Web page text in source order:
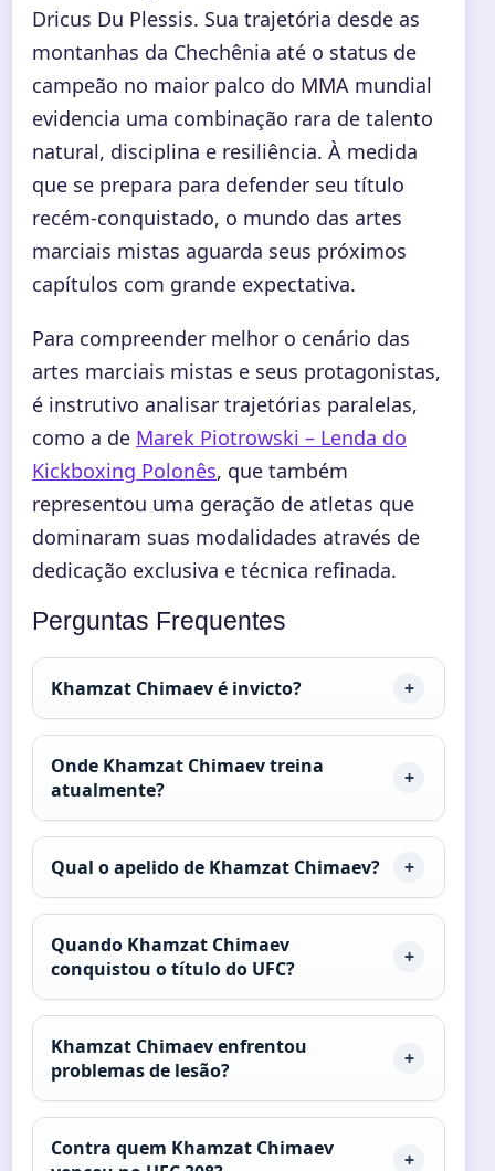
Dricus Du Plessis. Sua trajetória desde as
montanhas da Chechênia até o status de
campeão no maior palco do MMA mundial
evidencia uma combinação rara de talento
natural, disciplina e resiliência. À medida
que se prepara para defender seu título
recém-conquistado, o mundo das artes
marciais mistas aguarda seus próximos
capítulos com grande expectativa.
Para compreender melhor o cenário das
artes marciais mistas e seus protagonistas,
é instrutivo analisar trajetórias paralelas,
como a de Marek Piotrowski – Lenda do
Kickboxing Polonês, que também
representou uma geração de atletas que
dominaram suas modalidades através de
dedicação exclusiva e técnica refinada.
Perguntas Frequentes
Khamzat Chimaev é invicto?
Onde Khamzat Chimaev treina
atualmente?
Qual o apelido de Khamzat Chimaev?
Quando Khamzat Chimaev
conquistou o título do UFC?
Khamzat Chimaev enfrentou
problemas de lesão?
Contra quem Khamzat Chimaev